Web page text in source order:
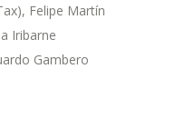
Felipe Martín
Iribarne
Gambero